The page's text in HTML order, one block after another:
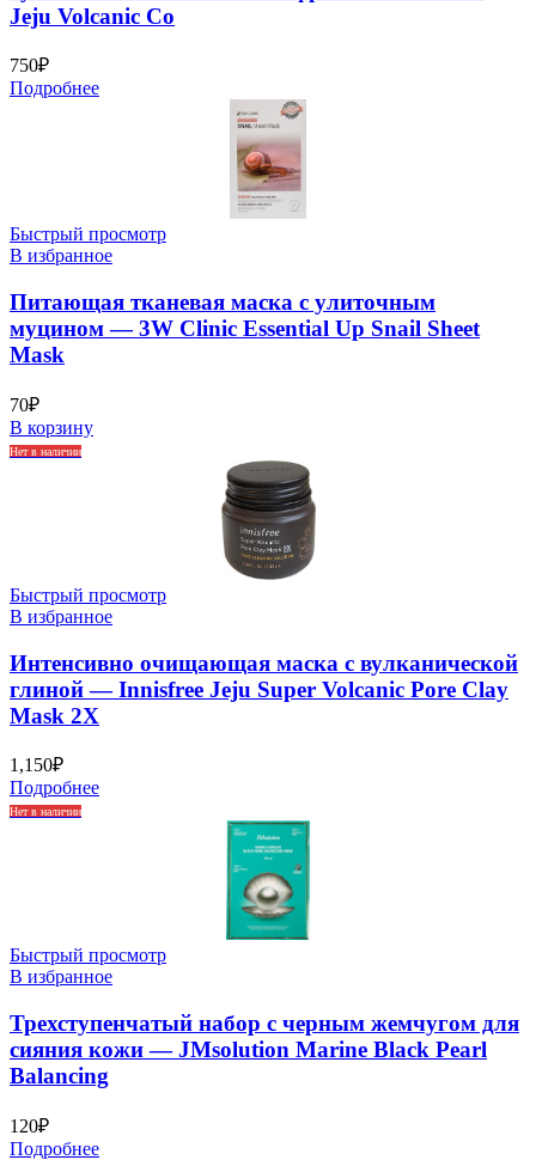
Jeju Volcanic Co
750₽
Подробнее
Быстрый просмотр
В избранное
Питающая тканевая маска с улиточным
муцином — 3W Clinic Essential Up Snail Sheet
Mask
70₽
В корзину
Нет в наличии
Быстрый просмотр
В избранное
Интенсивно очищающая маска с вулканической
глиной — Innisfree Jeju Super Volcanic Pore Clay
Mask 2Х
1,150₽
Подробнее
Нет в наличии
Быстрый просмотр
В избранное
Трехступенчатый набор с черным жемчугом для
сияния кожи — JMsolution Marine Black Pearl
Balancing
120₽
Подробнее